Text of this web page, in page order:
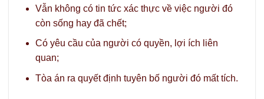
Vẫn không có tin tức xác thực về việc người đó
còn sống hay đã chết;
Có yêu cầu của người có quyền, lợi ích liên
quan;
Tòa án ra quyết định tuyên bố người đó mất tích.